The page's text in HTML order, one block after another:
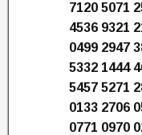
7120 5071
4536 9321
0499 2947
5332 1444
5457 5271
0133 2706
0771 0970